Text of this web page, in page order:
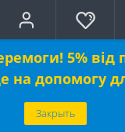
5% від
на допомогу
Закрыть